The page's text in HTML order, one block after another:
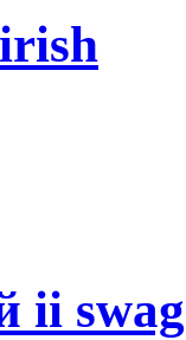
ii swag